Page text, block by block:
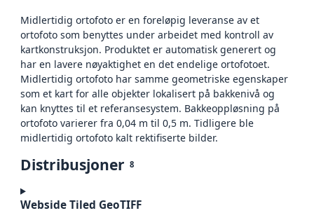
Midlertidig ortofoto er en foreløpig leveranse av et
ortofoto som benyttes under arbeidet med kontroll av
kartkonstruksjon. Produktet er automatisk generert og
har en lavere nøyaktighet en det endelige ortofotoet.
Midlertidig ortofoto har samme geometriske egenskaper
som et kart for alle objekter lokalisert på bakkenivå og
kan knyttes til et referansesystem. Bakkeoppløsning på
ortofoto varierer fra 0,04 m til 0,5 m. Tidligere ble
midlertidig ortofoto kalt rektifiserte bilder.
Distribusjoner 8
Webside Tiled GeoTIFF